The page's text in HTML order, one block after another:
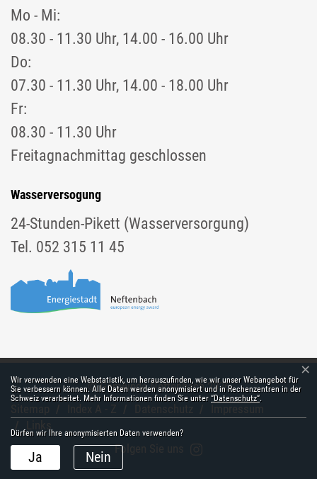
Mo - Mi:
08.30 - 11.30 Uhr, 14.00 - 16.00 Uhr
Do:
07.30 - 11.30 Uhr, 14.00 - 18.00 Uhr
Fr:
08.30 - 11.30 Uhr
Freitagnachmittag geschlossen
Wasserversogung
24-Stunden-Pikett (Wasserversorgung)
Tel. 052 315 11 45
© Gemeinde Neftenbach 2026
Toolbar
Folgen Sie uns
Webstatistik
Wir verwenden eine Webstatistik, um herauszufinden, wie wir unser Webangebot für
Sie verbessern können. Alle Daten werden anonymisiert und in Rechenzentren in der
Schweiz verarbeitet. Mehr Informationen finden Sie unter “Datenschutz“.
Dürfen wir Ihre anonymisierten Daten verwenden?
Ja Nein
×